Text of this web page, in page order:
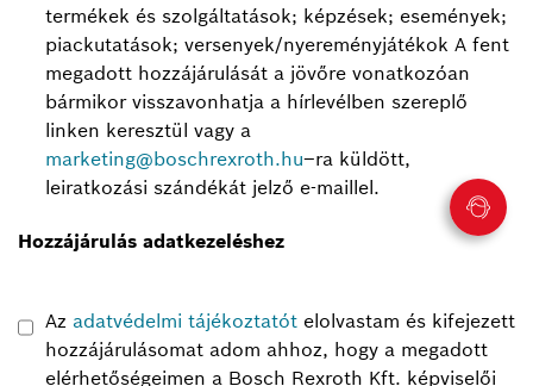
termékek és szolgáltatások; képzések; események;
piackutatások; versenyek/nyereményjátékok A fent
megadott hozzájárulását a jövőre vonatkozóan
bármikor visszavonhatja a hírlevélben szereplő
linken keresztül vagy a
marketing@boschrexroth.hu–ra küldött,
leiratkozási szándékát jelző e-maillel.
Hozzájárulás adatkezeléshez
Az adatvédelmi tájékoztatót elolvastam és kifejezett
hozzájárulásomat adom ahhoz, hogy a megadott
elérhetőségeimen a Bosch Rexroth Kft. képviselői